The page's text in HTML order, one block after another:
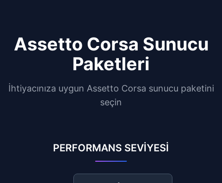
Assetto Corsa Sunucu
Paketleri
İhtiyacınıza uygun Assetto Corsa sunucu paketini
seçin
PERFORMANS SEVİYESİ